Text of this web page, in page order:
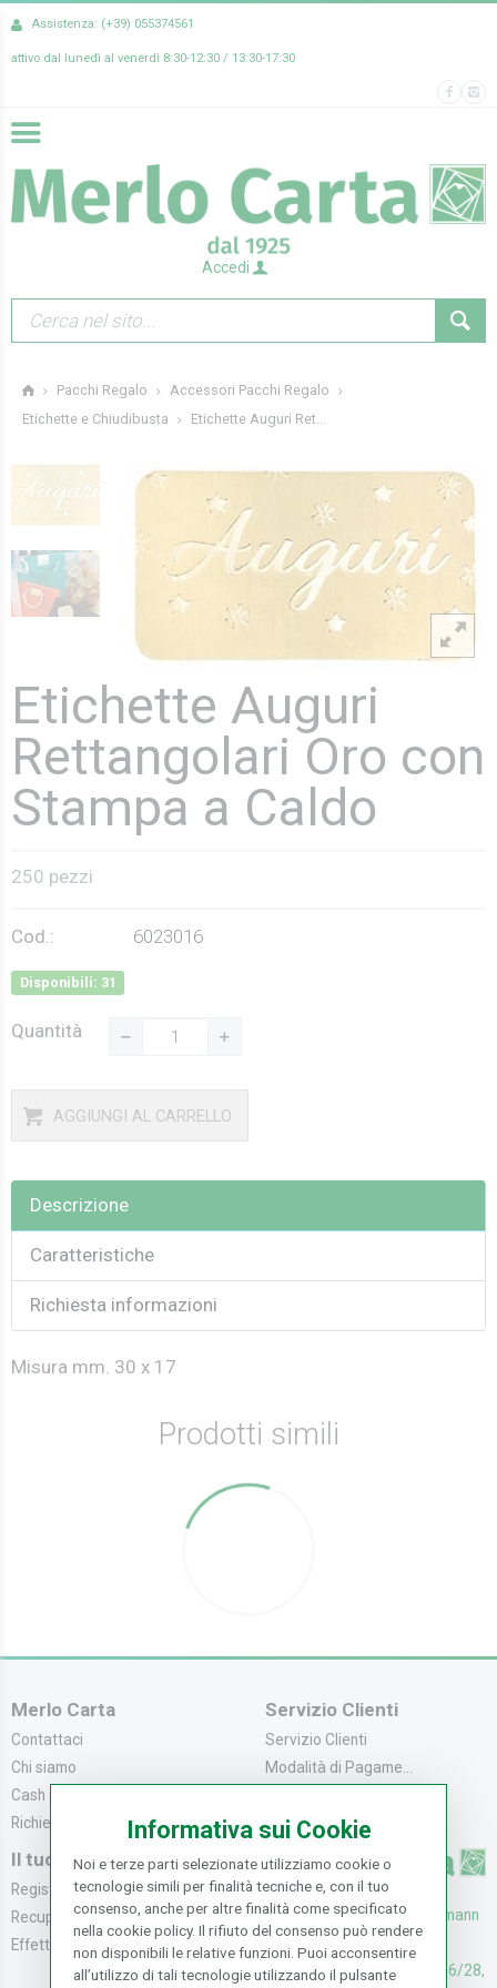
Assistenza: (+39) 055374561
attivo dal lunedì al venerdì 8:30-12:30 / 13:30-17:30
Accedi
Pacchi Regalo
Accessori Pacchi Regalo
Etichette e Chiudibusta
Etichette Auguri Ret...
Etichette Auguri
Rettangolari Oro con
Stampa a Caldo
250 pezzi
Cod.: 6023016
Disponibili: 31
Quantità
AGGIUNGI AL CARRELLO
Descrizione
Caratteristiche
Richiesta informazioni
Misura mm. 30 x 17
Prodotti simili
Merlo Carta
Contattaci
Chi siamo
Cash & Carry
Richiedi catalogo
Servizio Clienti
Servizio Clienti
Modalità di Pagame...
Resi e Recessi
Il tuo Account
Registrati
Recupera la Passwo...
Effettua un Reso
UFFICI: V. Senna 44/46, Osmann
oro Sesto F.no (FI)
CASH & CARRY: V. Senna 26/28,
Informativa sui Cookie
Noi e terze parti selezionate utilizziamo cookie o
tecnologie simili per finalità tecniche e, con il tuo
consenso, anche per altre finalità come specificato
nella cookie policy. Il rifiuto del consenso può rendere
non disponibili le relative funzioni. Puoi acconsentire
all’utilizzo di tali tecnologie utilizzando il pulsante